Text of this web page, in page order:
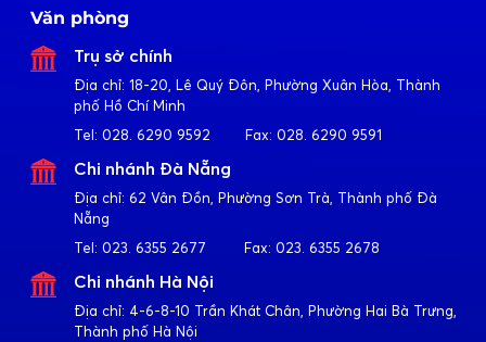
Văn phòng
Trụ sở chính
Địa chỉ: 18-20, Lê Quý Đôn, Phường Xuân Hòa, Thành
phố Hồ Chí Minh
Tel: 028. 6290 9592 Fax: 028. 6290 9591
Chi nhánh Đà Nẵng
Địa chỉ: 62 Vân Đồn, Phường Sơn Trà, Thành phố Đà
Nẵng
Tel: 023. 6355 2677 Fax: 023. 6355 2678
Chi nhánh Hà Nội
Địa chỉ: 4-6-8-10 Trần Khát Chân, Phường Hai Bà Trưng,
Thành phố Hà Nội